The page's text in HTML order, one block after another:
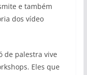
e também
dos vídeo
de palestra vive
Eles que